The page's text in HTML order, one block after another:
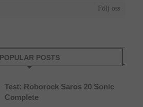
Följ oss
POPULAR POSTS
Test: Roborock Saros 20 Sonic
Complete